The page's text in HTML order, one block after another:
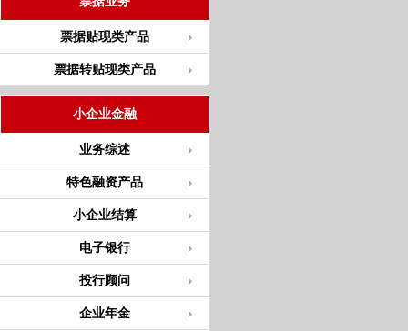
票据贴现类产品
票据转贴现类产品
小企业金融
业务综述
特色融资产品
小企业结算
电子银行
投行顾问
企业年金